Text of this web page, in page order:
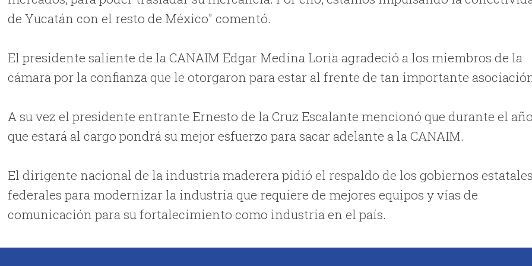
de Yucatán con el resto de México" comentó.
El presidente saliente de la CANAIM Edgar Medina Loria agradeció a los miembros de la
cámara por la confianza que le otorgaron para estar al frente de tan importante
A su vez el presidente entrante Ernesto de la Cruz Escalante mencionó que durante el año
que estará al cargo pondrá su mejor esfuerzo para sacar adelante a la CANAIM.
El dirigente nacional de la industria maderera pidió el respaldo de los gobiernos
federales para modernizar la industria que requiere de mejores equipos y vías de
comunicación para su fortalecimiento como industria en el país.